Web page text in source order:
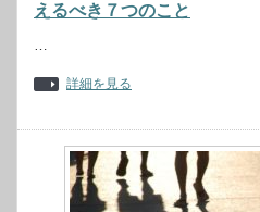
えるべき７つのこと
…
詳細を見る